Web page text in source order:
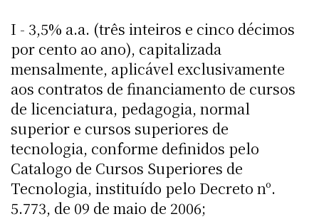
I - 3,5% a.a. (três inteiros e cinco décimos
por cento ao ano), capitalizada
mensalmente, aplicável exclusivamente
aos contratos de financiamento de cursos
de licenciatura, pedagogia, normal
superior e cursos superiores de
tecnologia, conforme definidos pelo
Catalogo de Cursos Superiores de
Tecnologia, instituído pelo Decreto nº.
5.773, de 09 de maio de 2006;